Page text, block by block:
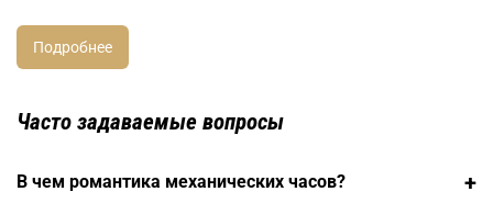
швейцарские мануфактуры Auguste Reymond , винтажные
Marvin с механизмами ручной сборки,классические и
Механические часы делятся на модели с ручным заводом,
Часто задаваемые вопросы
В чем романтика механических часов? +